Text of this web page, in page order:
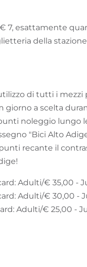
7, esattamente
della
di tutti i
giorno a scelta
noleggio lungo
"Bici Alto
recante il
Adulti/€ 35,00 -
Adulti/€ 30,00 -
Adulti/€ 25,00 -